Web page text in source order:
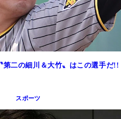
第二の細川＆大竹〟はこの選手だ!!
スポーツ